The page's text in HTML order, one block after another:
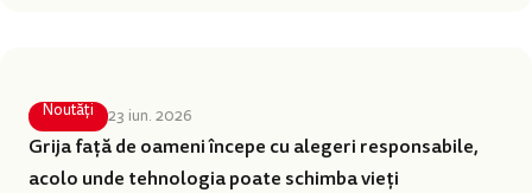
Noutăți 23 iun. 2026
Grija față de oameni începe cu alegeri responsabile,
acolo unde tehnologia poate schimba vieți